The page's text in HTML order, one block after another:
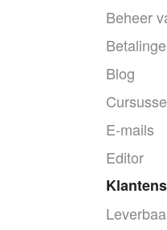
Beheer
Blog
E-mails
Editor